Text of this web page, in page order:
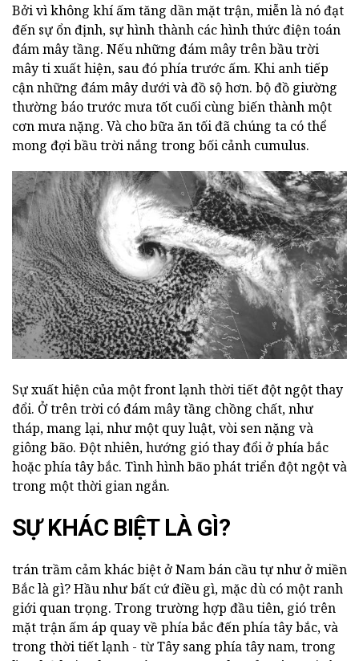
Bởi vì không khí ấm tăng dần mặt trận, miễn là nó đạt
đến sự ổn định, sự hình thành các hình thức điện toán
đám mây tầng. Nếu những đám mây trên bầu trời
mây ti xuất hiện, sau đó phía trước ấm. Khi anh tiếp
cận những đám mây dưới và đồ sộ hơn. bộ đồ giường
thường báo trước mưa tốt cuối cùng biến thành một
cơn mưa nặng. Và cho bữa ăn tối đã chúng ta có thể
mong đợi bầu trời nắng trong bối cảnh cumulus.
Sự xuất hiện của một front lạnh thời tiết đột ngột thay
đổi. Ở trên trời có đám mây tầng chồng chất, như
tháp, mang lại, như một quy luật, vòi sen nặng và
giông bão. Đột nhiên, hướng gió thay đổi ở phía bắc
hoặc phía tây bắc. Tình hình bão phát triển đột ngột và
trong một thời gian ngắn.
SỰ KHÁC BIỆT LÀ GÌ?
trán trầm cảm khác biệt ở Nam bán cầu tự như ở miền
Bắc là gì? Hầu như bất cứ điều gì, mặc dù có một ranh
giới quan trọng. Trong trường hợp đầu tiên, gió trên
mặt trận ấm áp quay về phía bắc đến phía tây bắc, và
trong thời tiết lạnh - từ Tây sang phía tây nam, trong